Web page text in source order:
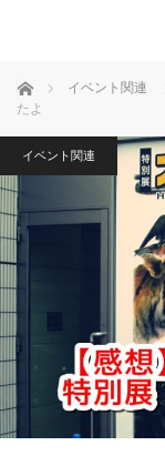
ホーム イベント関連
たよ
イベント関連